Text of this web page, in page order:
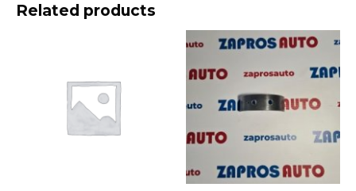
Related products